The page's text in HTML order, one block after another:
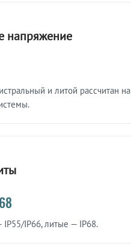
напряжение
и литой рассчитан на
IP66, литые — IP68.